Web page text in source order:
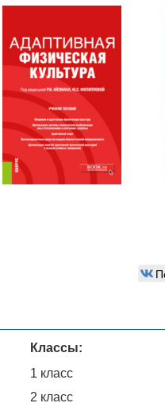
Классы:
1 класс
2 класс